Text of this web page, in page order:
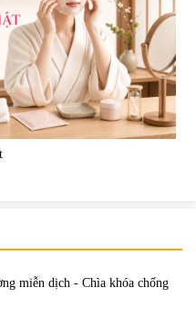
miễn dịch - Chìa khóa chống